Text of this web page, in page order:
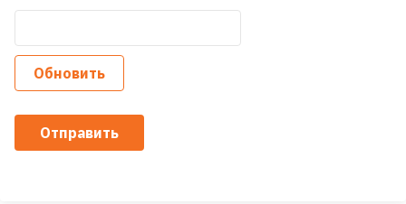
Обновить
Отправить